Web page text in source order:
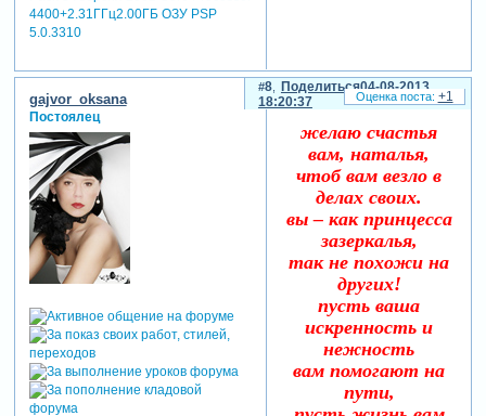
4400+2.31ГГц2.00ГБ ОЗУ PSP
5.0.3310
Поделиться
8
04-08-2013
18:20:37
gajvor_oksana
Постоялец
желаю счастья
вам, наталья,
чтоб вам везло в
делах своих.
вы – как принцесса
зазеркалья,
так не похожи на
других!
пусть ваша
искренность и
нежность
вам помогают на
пути,
+1